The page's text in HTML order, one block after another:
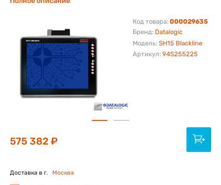
Бренд: Datalogic
Модель: SH15 Blackline
Код товара: 000029635
Артикул: 94S255225
575 382 ₽
Доставка в г. Москва